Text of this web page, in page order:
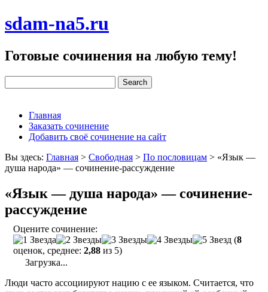
sdam-na5.ru
Готовые сочинения на любую тему!
Главная
Заказать сочинение
Добавить своё сочинение на сайт
Вы здесь: Главная > Свободная > По пословицам > «Язык —
душа народа» — сочинение-рассуждение
«Язык — душа народа» — сочинение-
рассуждение
Оцените сочинение:
(8
оценок, среднее: 2,88 из 5)
Загрузка...
Люди часто ассоциируют нацию с ее языком. Считается, что